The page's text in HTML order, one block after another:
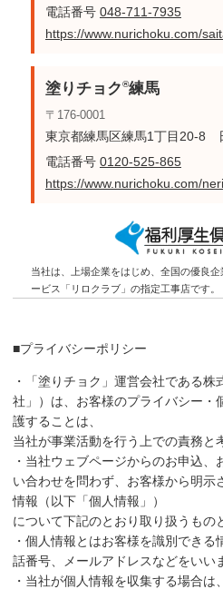
電話番号 048-711-7935
https://www.nurichoku.com/
塗りチョク®練馬
〒176-0001
東京都練馬区練馬1丁目20-8
電話番号 0120-525-865
https://www.nurichoku.com/
当社は、上場企業をはじめ、全国の優良
ービス「リロクラブ」の指定工事店です。
■プライバシーポリシー
・「塗りチョク」運営会社である
社」）は、お客様のプライバシー・
護することは、
当社が事業活動を行う上での責務と
・当社ウェブページからのお申込
い合わせを問わず、お客様から明示
情報（以下「個人情報」）
について下記のとおり取り扱うもの
・個人情報とはお客様を識別でき
話番号、メールアドレスなどをいい
・当社が個人情報を収集する場合